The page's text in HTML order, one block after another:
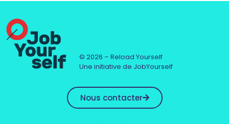
© 2026 – Reload Yourself
Une initiative de JobYourself
Nous contacter